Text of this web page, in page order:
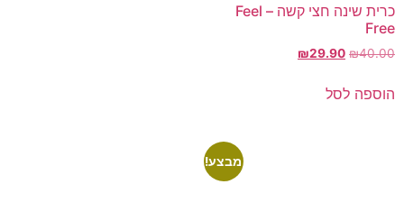
כרית שינה חצי קשה – Feel
Free
₪40.00
₪29.90
הוספה לסל
מבצע!